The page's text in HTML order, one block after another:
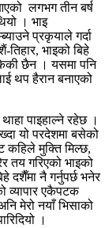
लगभग तीन बर्ष
। भाइ
प्रकृयाले गर्दा
भाइको बिहे
छैन । यसमा पनि
थप हैरान बनाएको
पाइहाल्ने रहेछ ।
यो परदेशमा बसेको
कहिले मुक्ति मिल्छ,
तय गरिएको भाइको
दशैँमा नै गर्नुपर्छ भनेर
व्यापार एकैपटक
मेरो नयाँ भिसाको
।